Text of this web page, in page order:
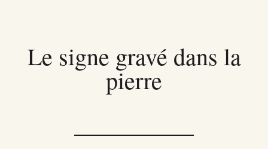
Le signe gravé dans la
pierre